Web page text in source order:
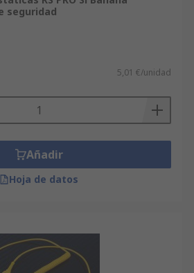
seguridad
5,01 €/unidad
Añadir
Hoja de datos